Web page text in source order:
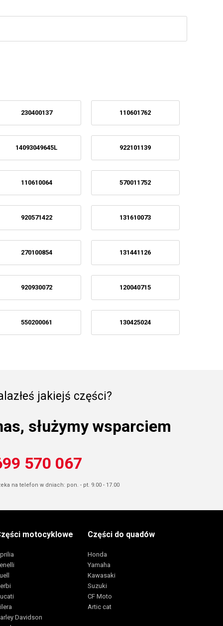
230400137 110601762
14093049645L 922101139
110610064 570011752
920571422 131610073
270100854 131441126
920930072 120040715
550200061 130425024
jakiejś części?
służymy wsparciem
570 067
na telefon w dniach: pon. - pt. 9.00 - 17.00
motocyklowe
Davidson
Części do quadów
Honda
Yamaha
Kawasaki
Suzuki
CF Moto
Artic cat